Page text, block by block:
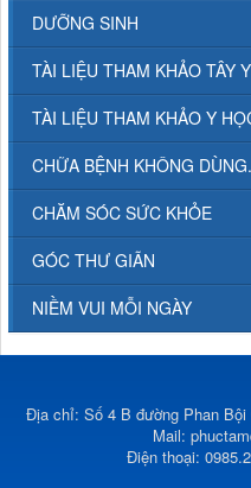
DƯỠNG SINH
TÀI LIỆU THAM KHẢO TÂY Y
TÀI LIỆU THAM KHẢO Y
CHỮA BỆNH KHÔNG
CHĂM SÓC SỨC KHỎE
GÓC THƯ GIÃN
NIỀM VUI MỖI NGÀY
Địa chỉ: Số 4 B đường Phan
Mail:
Điện thoại: